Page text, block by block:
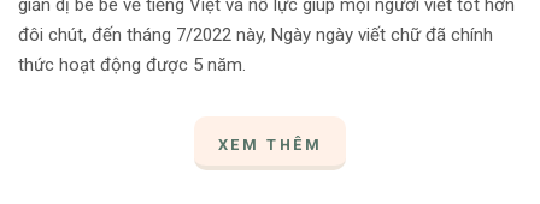
đôi chút, đến tháng 7/2022 này, Ngày ngày viết chữ đã chính
thức hoạt động được 5 năm.
XEM THÊM